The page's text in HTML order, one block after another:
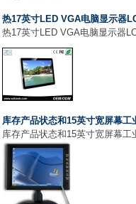
热17英寸LED VGA电脑显示器
热17英寸LED VGA电脑显示器
库存产品状态和15英寸宽屏幕工
库存产品状态和15英寸宽屏幕工